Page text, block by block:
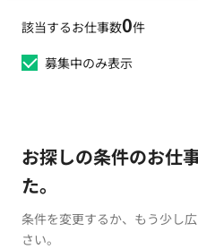
該当するお仕事数0件
募集中のみ表示
お探しの条件のお仕
た。
条件を変更するか、もう少し
さい。